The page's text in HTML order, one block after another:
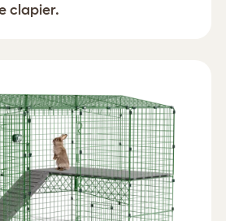
clapier.